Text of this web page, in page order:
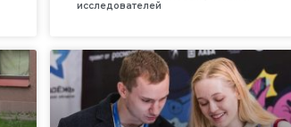
исследователей